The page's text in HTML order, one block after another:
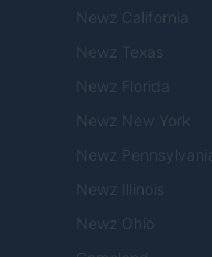
Newz California
Newz Texas
Newz Florida
Newz New York
Newz Pennsylvania
Newz Illinois
Newz Ohio